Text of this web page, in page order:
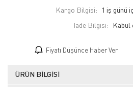
Kargo Bilgisi:
1 iş günü
İade Bilgisi:
Fiyatı Düşünce Haber Ver
ÜRÜN BILGISI